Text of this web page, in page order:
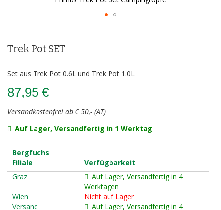
der
Trek Pot SET
Set aus Trek Pot 0.6L und Trek Pot 1.0L
87,95 €
Versandkostenfrei ab € 50,- (AT)
Auf Lager, Versandfertig in 1 Werktag
Bergfuchs
Filiale
Verfügbarkeit
Graz
Auf Lager, Versandfertig in 4
Werktagen
Wien
Nicht auf Lager
Versand
Auf Lager, Versandfertig in 4